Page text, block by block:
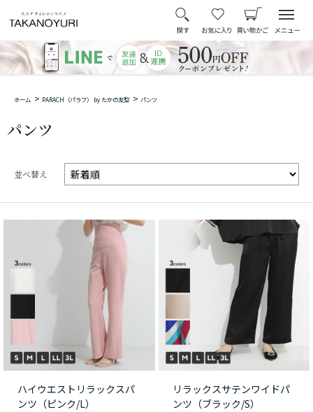
パンツ
並べ替え
ハイウエストリラックスパ
ンツ（ピンク/L）
リラックスサテンワイドパ
ンツ（ブラック/S）
ホーム > PARACH（パラフ） by たかの友梨 > パンツ